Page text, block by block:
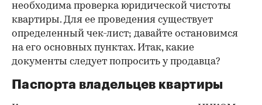
необходима проверка юридической чистоты
квартиры. Для ее проведения существует
определенный чек-лист; давайте остановимся
на его основных пунктах. Итак, какие
документы следует попросить у продавца?
Паспорта владельцев квартиры